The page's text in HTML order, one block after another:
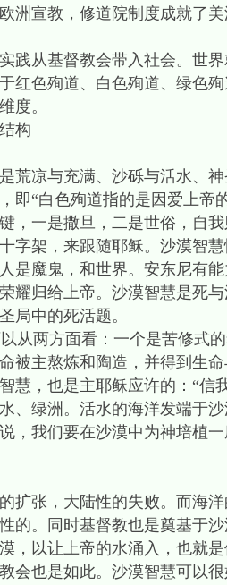
洲宣教，修道院制度成就了
践从基督教会带入社会。世
红色殉道、白色殉道、绿色
度。
构
荒凉与充满、沙砾与活水、
即“白色殉道指的是因爱上
，一是撒旦，二是世俗，自
字架，来跟随耶稣。沙漠智
是魔鬼，和世界。安东尼有
耀归给上帝。沙漠智慧是死
局中的死活题。
从两方面看：一个是苦修式
被主熬炼和陶造，并得到生
慧，也是主耶稣应许的：“
、绿洲。活水的海洋发端于
，我们要在沙漠中为神培植
扩张，大陆性的失败。而海
的。同时基督教也是奠基于
，以让上帝的水涌入，也就
会也是如此。沙漠智慧可以